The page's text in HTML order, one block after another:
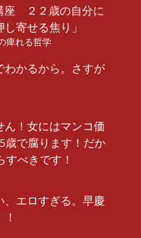
座 ２２歳の自分に
寄せる焦り」
痺れる哲学
わかるから。さすが
ん！女にはマンコ価
歳で腐ります！だか
べきです！
、エロすぎる。早慶